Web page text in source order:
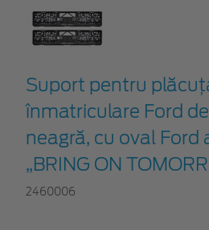
Suport pentru
înmatriculare Ford
neagră, cu oval Ford
„BRING ON
2460006